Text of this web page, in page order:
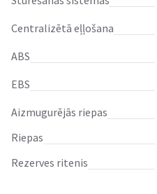
centralizētā eļļošana
ABS
EBS
aizmugurējās riepas
riepas
rezerves ritenis